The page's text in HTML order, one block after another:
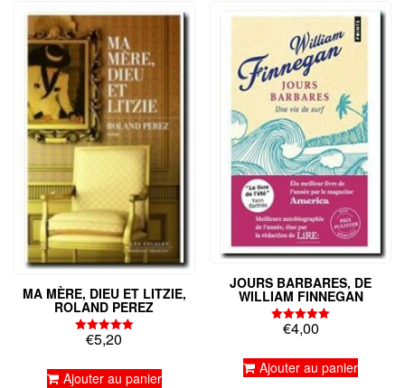
MA MÈRE, DIEU ET LITZIE,
ROLAND PEREZ
Note
5.00
€5,20
Ajouter au panier
JOURS BARBARES, DE
WILLIAM FINNEGAN
Note
5.00
€4,00
Ajouter au panier